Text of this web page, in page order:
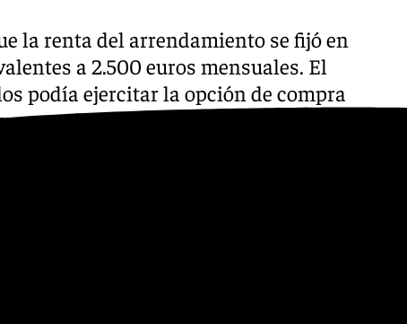
la renta del arrendamiento se fijó en
a 2.500 euros mensuales. El
podía ejercitar la opción de compra
pagando «al menos el 15% del valor de la
hasta el total precio en el plazo de vigencia
financiera para afrontar la compra del